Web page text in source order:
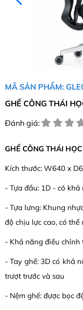
MÃ SẢN PHẨM:
GHẾ CÔNG THÁI
Đánh giá:
GHẾ CÔNG THÁI
Kích thước: W640 x
- Tựa đầu: 1D - có
- Tựa lưng: Khung
độ chịu lực cao, có thể
- Khả năng điều chỉnh
- Tay ghế: 3D có khả
trượt trước và sau
- Nệm ghế: được bọc